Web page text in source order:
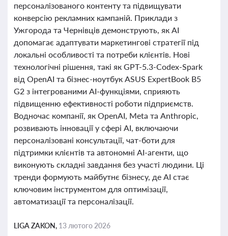
персоналізованого контенту та підвищувати
конверсію рекламних кампаній. Приклади з
Ужгорода та Чернівців демонструють, як AI
допомагає адаптувати маркетингові стратегії під
локальні особливості та потреби клієнтів. Нові
технологічні рішення, такі як GPT-5.3-Codex-Spark
від OpenAI та бізнес-ноутбук ASUS ExpertBook B5
G2 з інтегрованими AI-функціями, сприяють
підвищенню ефективності роботи підприємств.
Водночас компанії, як OpenAI, Meta та Anthropic,
розвивають інновації у сфері AI, включаючи
персоналізовані консультації, чат-боти для
підтримки клієнтів та автономні AI-агенти, що
виконують складні завдання без участі людини. Ці
тренди формують майбутнє бізнесу, де AI стає
ключовим інструментом для оптимізації,
автоматизації та персоналізації.
LIGA ZAKON, 13 лютого 2026